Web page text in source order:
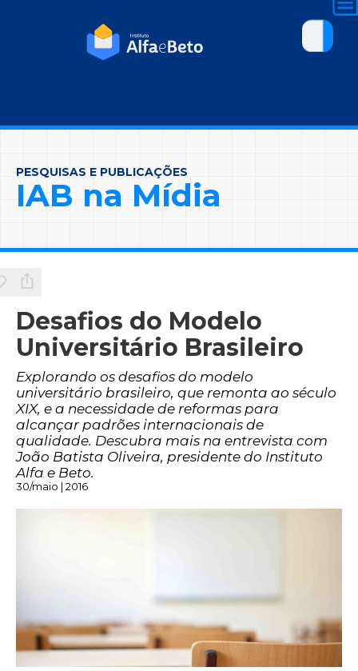
PESQUISAS E PUBLICAÇÕES
IAB na Mídia
Desafios do Modelo
Universitário Brasileiro
Explorando os desafios do modelo
universitário brasileiro, que remonta ao século
XIX, e a necessidade de reformas para
alcançar padrões internacionais de
qualidade. Descubra mais na entrevista com
João Batista Oliveira, presidente do Instituto
Alfa e Beto.
30/maio | 2016